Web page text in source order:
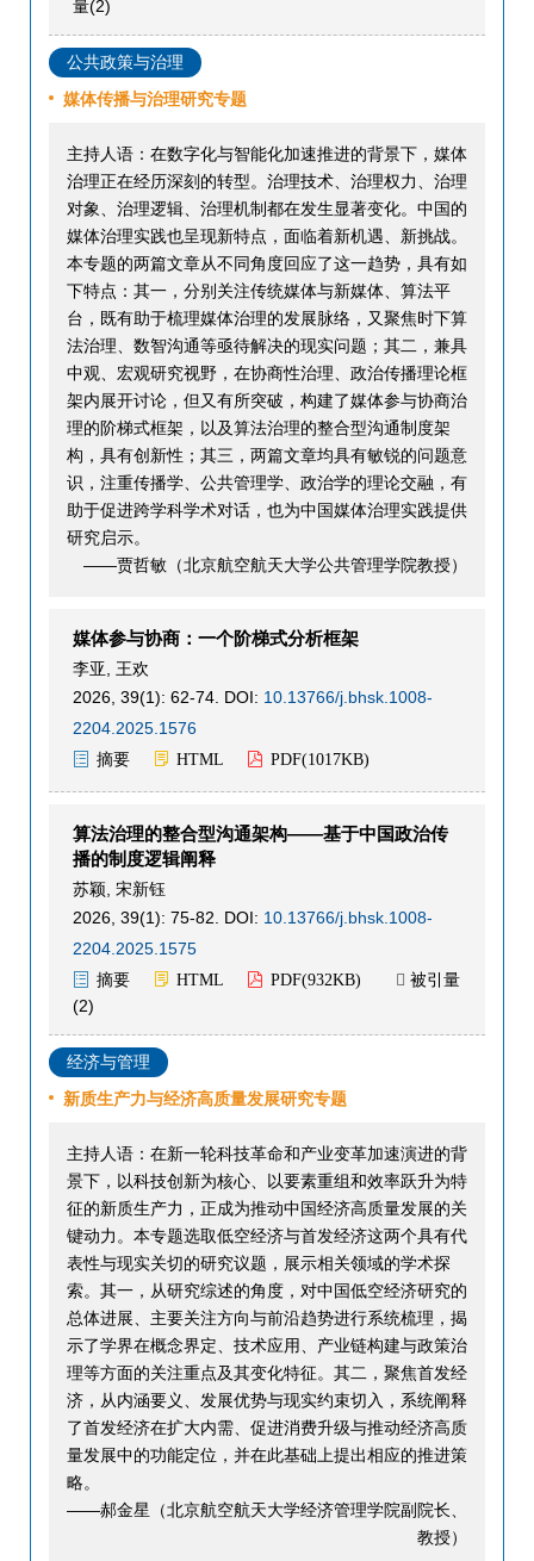
量(2)
公共政策与治理
媒体传播与治理研究专题
主持人语：在数字化与智能化加速推进的背景下，媒体
治理正在经历深刻的转型。治理技术、治理权力、治理
对象、治理逻辑、治理机制都在发生显著变化。中国的
媒体治理实践也呈现新特点，面临着新机遇、新挑战。
本专题的两篇文章从不同角度回应了这一趋势，具有如
下特点：其一，分别关注传统媒体与新媒体、算法平
台，既有助于梳理媒体治理的发展脉络，又聚焦时下算
法治理、数智沟通等亟待解决的现实问题；其二，兼具
中观、宏观研究视野，在协商性治理、政治传播理论框
架内展开讨论，但又有所突破，构建了媒体参与协商治
理的阶梯式框架，以及算法治理的整合型沟通制度架
构，具有创新性；其三，两篇文章均具有敏锐的问题意
识，注重传播学、公共管理学、政治学的理论交融，有
助于促进跨学科学术对话，也为中国媒体治理实践提供
研究启示。
——贾哲敏（北京航空航天大学公共管理学院教授）
媒体参与协商：一个阶梯式分析框架
李亚
王欢
2026, 39(1): 62-74. DOI: 10.13766/j.bhsk.1008-
2204.2025.1576
摘要 HTML PDF(1017KB)
算法治理的整合型沟通架构——基于中国政治传
播的制度逻辑阐释
苏颖 宋新钰
2026, 39(1): 75-82.
DOI: 10.13766/j.bhsk.1008-
2204.2025.1575
摘要 HTML PDF(932KB)  被引量
(2)
经济与管理
新质生产力与经济高质量发展研究专题
主持人语：在新一轮科技革命和产业变革加速演进的背
景下，以科技创新为核心、以要素重组和效率跃升为特
征的新质生产力，正成为推动中国经济高质量发展的关
键动力。本专题选取低空经济与首发经济这两个具有代
表性与现实关切的研究议题，展示相关领域的学术探
索。其一，从研究综述的角度，对中国低空经济研究的
总体进展、主要关注方向与前沿趋势进行系统梳理，揭
示了学界在概念界定、技术应用、产业链构建与政策治
理等方面的关注重点及其变化特征。其二，聚焦首发经
济，从内涵要义、发展优势与现实约束切入，系统阐释
了首发经济在扩大内需、促进消费升级与推动经济高质
量发展中的功能定位，并在此基础上提出相应的推进策
略。
——郝金星（北京航空航天大学经济管理学院副院长、
教授）